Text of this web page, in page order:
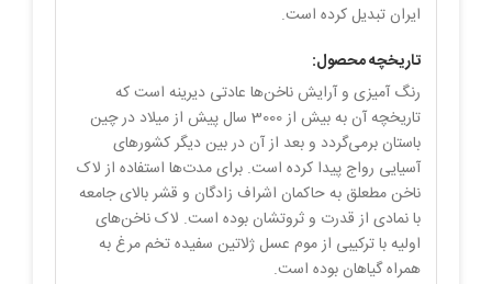
ایران تبدیل کرده است.
تاریخچه محصول:
رنگ آمیزی و آرایش ناخن‌ها عادتی دیرینه است که
تاریخچه آن به بیش از 3000 سال پیش از میلاد در چین
باستان برمی‌گردد و بعد از آن در بین دیگر کشورهای
آسیایی رواج پیدا کرده است. برای مدت‌ها استفاده از لاک
ناخن مطعلق به حاکمان اشراف زادگان و قشر بالای جامعه
با نمادی از قدرت و ثروتشان بوده است. لاک ناخن‌‌های
اولیه با ترکیبی از موم عسل ژلاتین سفیده تخم مرغ به
همراه گیاهان بوده است.